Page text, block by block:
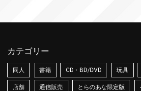
カテゴリー
同人 書籍 CD・BD/DVD 玩具
店舗 通信販売 とらのあな限定版